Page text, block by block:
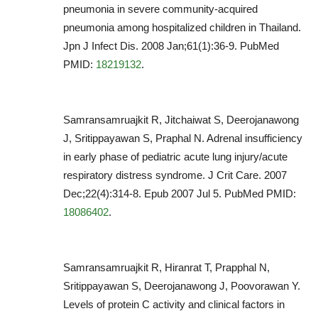
pneumonia in severe community-acquired
pneumonia among hospitalized children in Thailand.
Jpn J Infect Dis. 2008 Jan;61(1):36-9. PubMed
PMID: 18219132.
Samransamruajkit R, Jitchaiwat S, Deerojanawong
J, Sritippayawan S, Praphal N. Adrenal insufficiency
in early phase of pediatric acute lung injury/acute
respiratory distress syndrome. J Crit Care. 2007
Dec;22(4):314-8. Epub 2007 Jul 5. PubMed PMID:
18086402.
Samransamruajkit R, Hiranrat T, Prapphal N,
Sritippayawan S, Deerojanawong J, Poovorawan Y.
Levels of protein C activity and clinical factors in